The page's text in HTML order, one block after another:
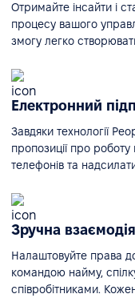
Отримайте інсайти і
процесу вашого
змогу легко
Електронний
Завдяки технології
пропозиції про
телефонів та надсилати
Зручна взаємодія
Налаштовуйте права
командою найму,
співробітниками.